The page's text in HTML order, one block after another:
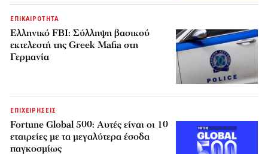
ΕΠΙΚΑΙΡΟΤΗΤΑ
Ελληνικό FBI: Σύλληψη βασικού
εκτελεστή της Greek Mafia στη
Γερμανία
ΕΠΙΧΕΙΡΗΣΕΙΣ
Fortune Global 500: Αυτές είναι οι 10
εταιρείες με τα μεγαλύτερα έσοδα
παγκοσμίως